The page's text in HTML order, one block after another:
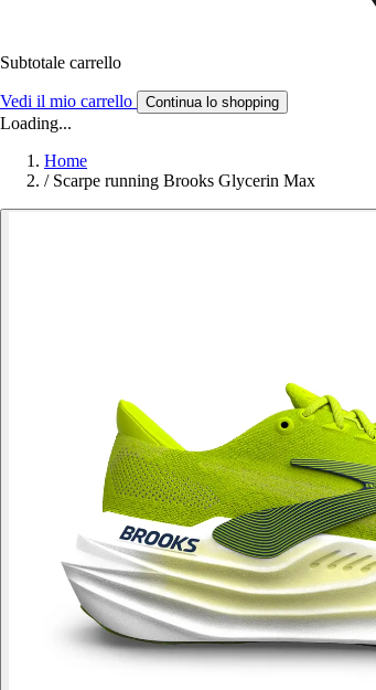
Subtotale carrello
Vedi il mio carrello Continua lo shopping
Loading...
Home
/ Scarpe running Brooks Glycerin Max